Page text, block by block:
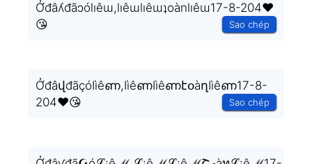
Ởđâʎđãɔólıêɯ,lıêɯlıêɯʇoànlıêɯ17-8-204❤️
😘
Sao chép
ỞđâվđãçóӀìêണ,ӀìêണӀìêണէօàղӀìêണ17-8-
204❤️😘
Sao chép